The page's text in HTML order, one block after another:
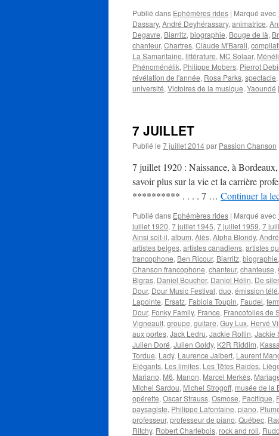
Publié dans Ephémères rides | Marqué avec
Dassary, André Deyhérassary, animatrice,
Degavre, Biarritz, biographie, Bouge de là,
chanteur, Chartres, Claude M'Barali,
La Samaritaine, littérature, MC Solaar,
Phénoménélik, Philippe Mobers, Pierrot
révélation de l'année, Rosa Parks, spectacle,
université, Victoires de la musique, Yaoundé |
7 JUILLET
Publié le 7 juillet 2014par Passion Chanson
7 juillet 1920 : Naissance, à
savoir plus sur la vie et la carrière
********** . . . . 7 … Continuer la
Publié dans Ephémères rides | Marqué avec
juillet 1920, 7 juillet 1945, 7 juillet 1959, 7
Ainsi soit-il, album, Alès, Alpha Blondy,
artistes belges, artistes canadiens, artistes
francophone, Ben Ricour, Biarritz, biographie,
Chanson francophone, chanteur, chanteuse,
Bigras, Daniel Boucher, Daniel Hélin, De
Dour, Dour Music Festival, duo, émission télé,
Lapointe, Ersatz, Fabiola Toupin, Faudel,
Dour, Fonky Family, France, Francofolies de
Vigneault, groupe, guitare, Guy Lux, Hervé
aux portes, Jack Ledru, Jackie Rollin, Jackie
Julien Doré, Julien Goldy, K2R Riddim,
Tordue, Lady, Laurence Jalbert, Laurent
Elégants, Les limites, Les Têtes Raides,
Mariano, M6, Manon, Marcel Merkès,
Michel Sardou, Michel Strogoff, musée de la
opérette, Oscar Strauss, Osmose, Pacifique,
paysagiste, Philippe Lafontaine, piano,
professeur, professeur de piano, Québec,
Ritchy, Robert Charlebois, rock and roll,